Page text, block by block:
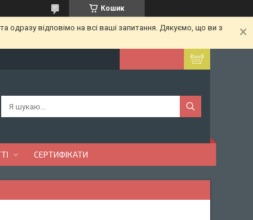
Кошик
одразу відповімо на всі ваші запитання. Дякуємо, що ви з
СЕРТИФІКАТИ